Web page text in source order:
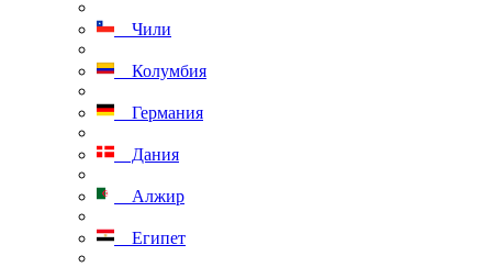
Чили
Колумбия
Германия
Дания
Алжир
Египет